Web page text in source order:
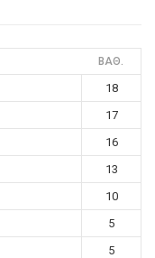
ΒΑΘ.
18
17
16
13
10
5
5